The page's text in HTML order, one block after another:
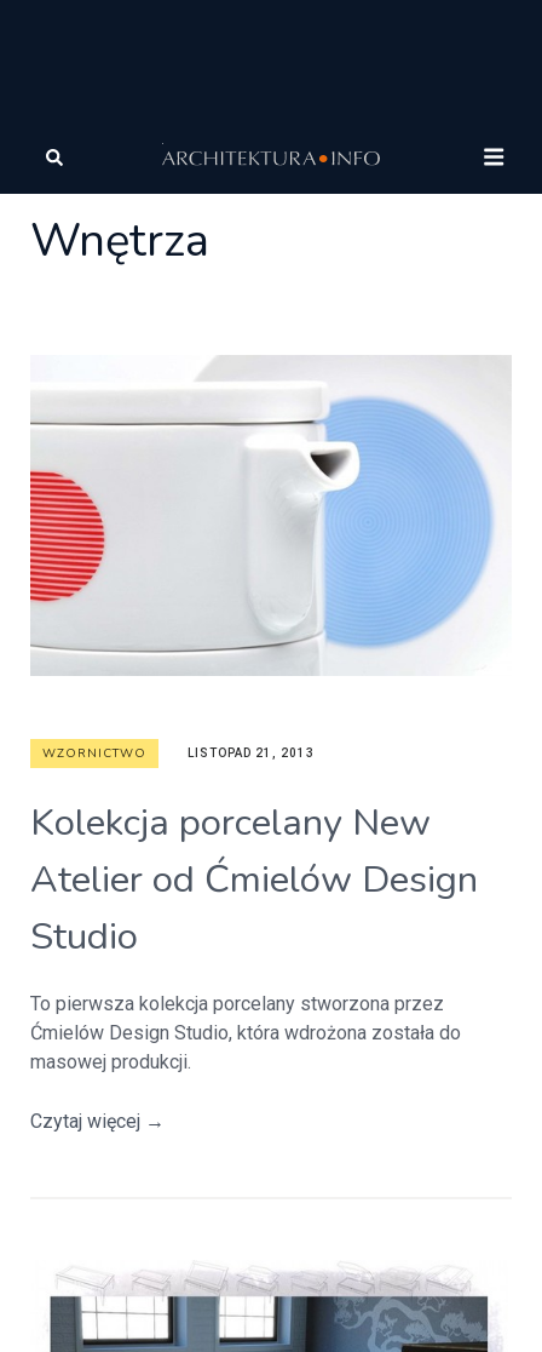
Architektura Wnętrza
Wnętrza
WZORNICTWO LISTOPAD 21, 2013
Kolekcja porcelany New
Atelier od Ćmielów Design
Studio
To pierwsza kolekcja porcelany stworzona przez
Ćmielów Design Studio, która wdrożona została do
masowej produkcji.
Czytaj więcej →